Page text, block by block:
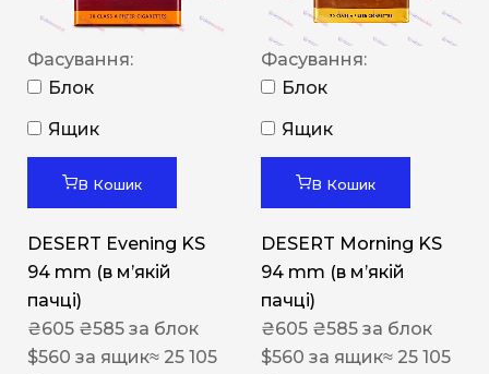
Фасування:
Блок
Ящик
В Кошик
DESERT Evening KS
94 mm (в мʼякій
пачці)
₴605 ₴585 за блок
$560 за ящик≈ 25 105
Фасування:
Блок
Ящик
В Кошик
DESERT Morning KS
94 mm (в мʼякій
пачці)
₴605 ₴585 за блок
$560 за ящик≈ 25 105